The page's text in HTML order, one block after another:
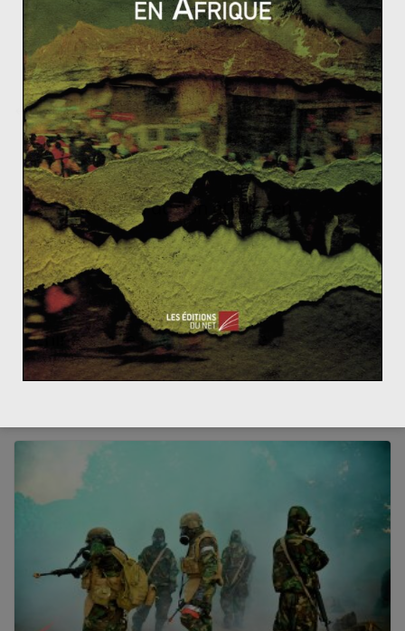
Gabon : guerre ouverte entre Ping et Bongo
Vers une différenciation accrue des Kurdistans
Le renouveau du lion éthiopien
30 avril 2014 0
Chine – Inde : La paix armée
19 avril 2012